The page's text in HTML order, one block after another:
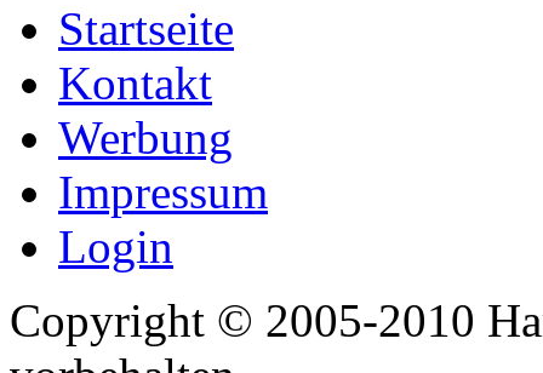
Startseite
Kontakt
Werbung
Impressum
Login
Copyright © 2005-2010